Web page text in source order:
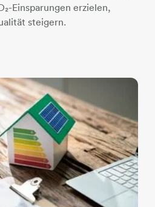
Einsparungen erzielen,
steigern.